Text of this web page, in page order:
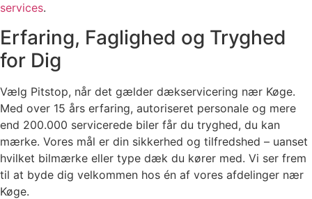
services.
Erfaring, Faglighed og Tryghed
for Dig
Vælg Pitstop, når det gælder dækservicering nær Køge.
Med over 15 års erfaring, autoriseret personale og mere
end 200.000 servicerede biler får du tryghed, du kan
mærke. Vores mål er din sikkerhed og tilfredshed – uanset
hvilket bilmærke eller type dæk du kører med. Vi ser frem
til at byde dig velkommen hos én af vores afdelinger nær
Køge.